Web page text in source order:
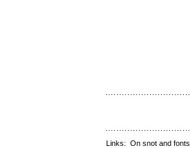
Links: On snot and fonts